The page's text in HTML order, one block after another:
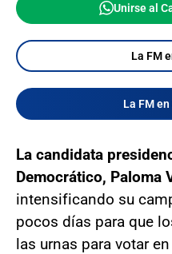
Unirse al
La FM
La FM
La candidata
Democrático, Paloma
intensificando su
pocos días para que
las urnas para votar